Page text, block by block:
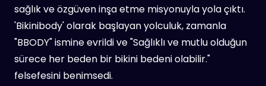
sağlık ve özgüven inşa etme misyonuyla yola çıktı.
'Bikinibody' olarak başlayan yolculuk, zamanla
"BBODY" ismine evrildi ve "Sağlıklı ve mutlu olduğun
sürece her beden bir bikini bedeni olabilir."
felsefesini benimsedi.